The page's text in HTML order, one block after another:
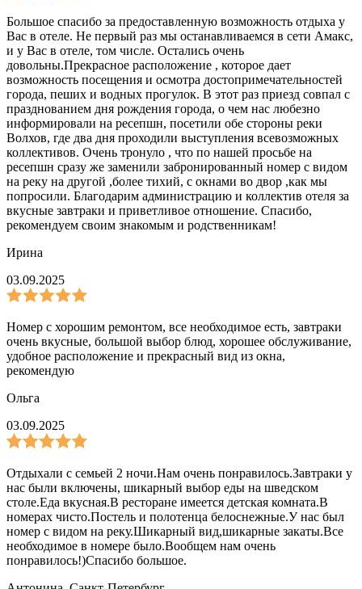
Большое спасибо за предоставленную возможность отдыха у
Вас в отеле. Не первый раз мы останавливаемся в сети Амакс,
и у Вас в отеле, том числе. Остались очень
довольны.Прекрасное расположение , которое дает
возможность посещения и осмотра достопримечательностей
города, пеших и водных прогулок. В этот раз приезд совпал с
празднованием дня рождения города, о чем нас любезно
информировали на ресепшн, посетили обе стороны реки
Волхов, где два дня проходили выступления всевозможных
коллективов. Очень тронуло , что по нашей просьбе на
ресепшн сразу же заменили забронированный номер с видом
на реку на другой ,более тихий, с окнами во двор ,как мы
попросили. Благодарим администрацию и коллектив отеля за
вкусные завтраки и приветливое отношение. Спасибо,
рекомендуем своим знакомым и родственникам!
Ирина
03.09.2025
Номер с хорошим ремонтом, все необходимое есть, завтраки
очень вкусные, большой выбор блюд, хорошее обслуживание,
удобное расположение и прекрасный вид из окна,
рекомендую
Ольга
03.09.2025
Отдыхали с семьей 2 ночи.Нам очень понравилось.Завтраки у
нас были включены, шикарный выбор еды на шведском
столе.Еда вкусная.В ресторане имеется детская комната.В
номерах чисто.Постель и полотенца белоснежные.У нас был
номер с видом на реку.Шикарный вид,шикарные закаты.Все
необходимое в номере было.Вообщем нам очень
понравилось!)Спасибо большое.